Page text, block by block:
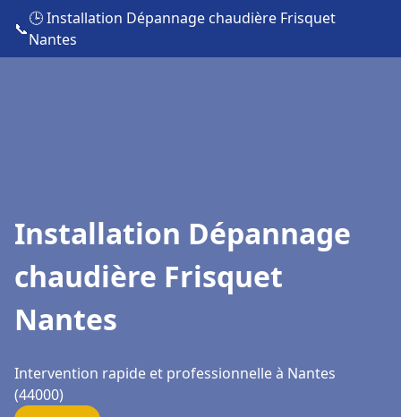
📞
🕒 Installation Dépannage chaudière Frisquet
Nantes
Installation Dépannage
chaudière Frisquet
Nantes
Intervention rapide et professionnelle à Nantes
(44000)